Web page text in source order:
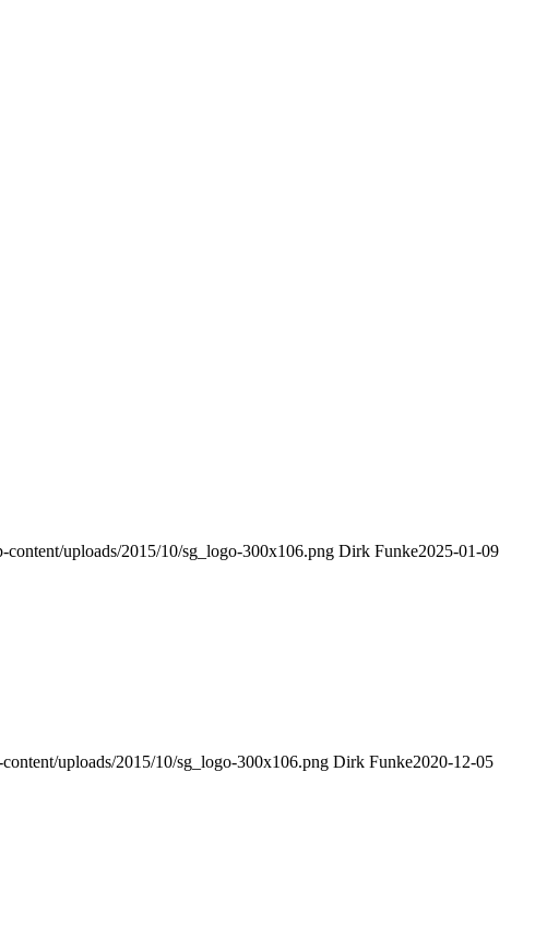
content/uploads/2015/10/sg_logo-300x106.png Dirk Funke2025-01-09
uploads/2015/10/sg_logo-300x106.png Dirk Funke2020-12-05